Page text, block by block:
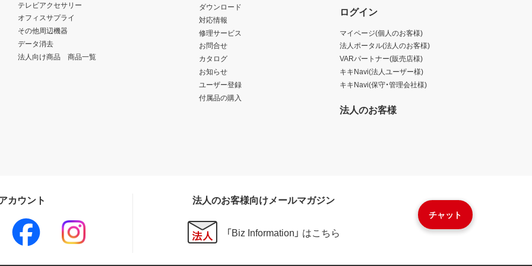
チャット
テレビアクセサリー
オフィスサプライ
その他周辺機器
データ消去
法人向け商品 商品一覧
ダウンロード
対応情報
修理サービス
お問合せ
カタログ
お知らせ
ユーザー登録
付属品の購入
ログイン
マイページ(個人のお客様)
法人ポータル(法人のお客様)
VARパートナー(販売店様)
キキNavi(法人ユーザー様)
キキNavi(保守・管理会社様)
法人のお客様
カウント 法人のお客様向けメールマガジン
「Biz Information」 はこちら